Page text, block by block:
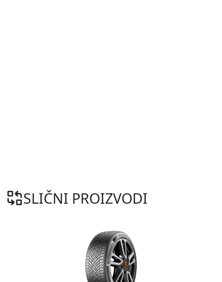
SLIČNI PROIZVODI